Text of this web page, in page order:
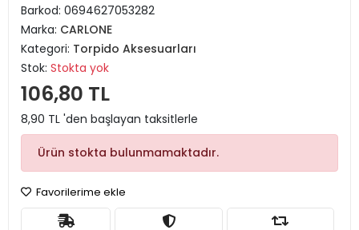
Barkod: 0694627053282
Marka: CARLONE
Kategori: Torpido Aksesuarları
Stok: Stokta yok
106,80 TL
8,90 TL 'den başlayan taksitlerle
Ürün stokta bulunmamaktadır.
Favorilerime ekle